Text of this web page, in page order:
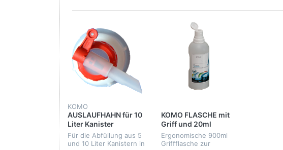
KOMO
AUSLAUFHAHN für 10
Liter Kanister
Für die Abfüllung aus 5
und 10 Liter Kanistern in
KOMO FLASCHE mit
Griff und 20ml
Portionierer
Ergonomische 900ml
Griffflasche zur